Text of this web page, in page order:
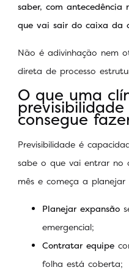
saber, com
que vai sair do caixa da
Não é adivinhação nem
direta de processo
O que uma
consegue
Previsibilidade é
sabe o que vai entrar no
mês e começa a
Planejar expansão
emergencial;
Contratar equipe
folha está coberta;